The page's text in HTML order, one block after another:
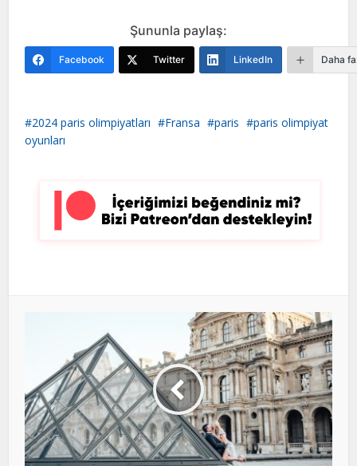
Şununla paylaş:
Facebook Twitter LinkedIn Daha
2024 paris olimpiyatları Fransa paris
paris olimpiyat
oyunları